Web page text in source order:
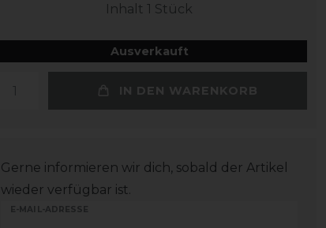
Inhalt 1 Stück
Ausverkauft
IN DEN WARENKORB
Gerne informieren wir dich, sobald der Artikel
wieder verfügbar ist.
E-MAIL-ADRESSE